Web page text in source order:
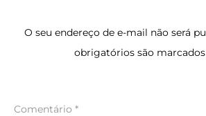
O seu endereço de e-mail não será
obrigatórios são
Comentário *